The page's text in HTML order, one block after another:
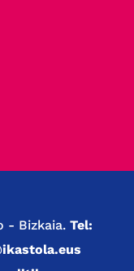
- Bizkaia. Tel: